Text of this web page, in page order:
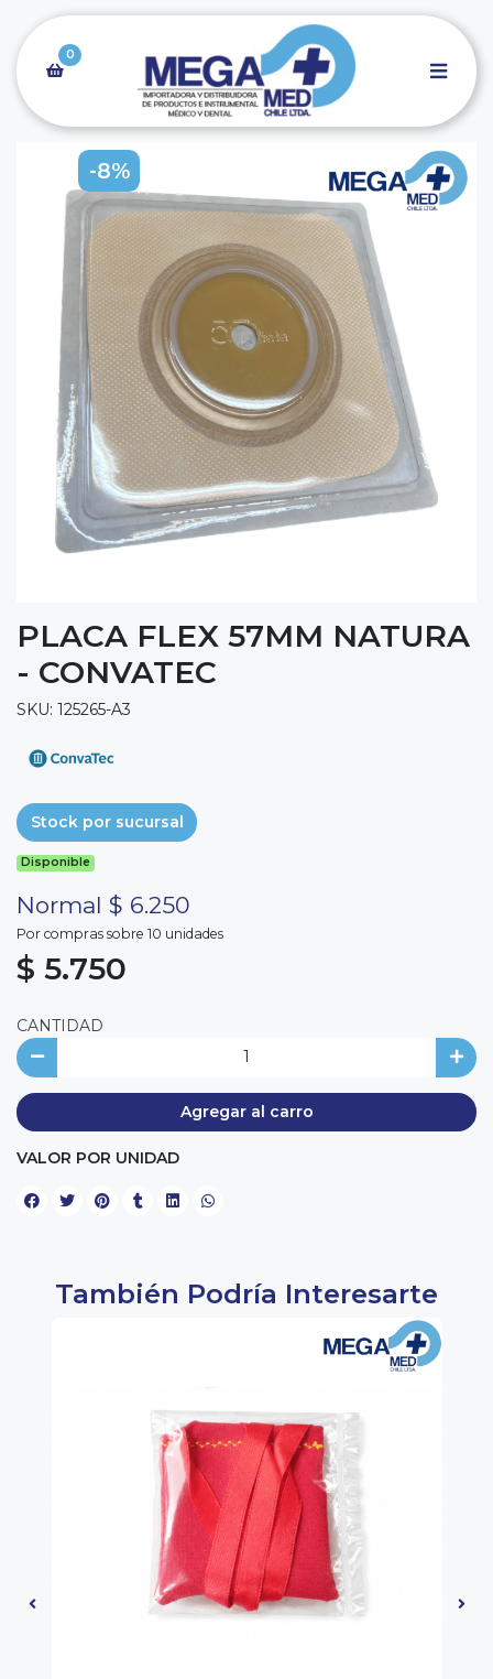
0
-8%
PLACA FLEX 57MM NATURA
- CONVATEC
SKU: 125265-A3
Stock por sucursal
Disponible
Normal $ 6.250
Por compras sobre 10 unidades
$ 5.750
CANTIDAD
Agregar al carro
VALOR POR UNIDAD
También Podría Interesarte